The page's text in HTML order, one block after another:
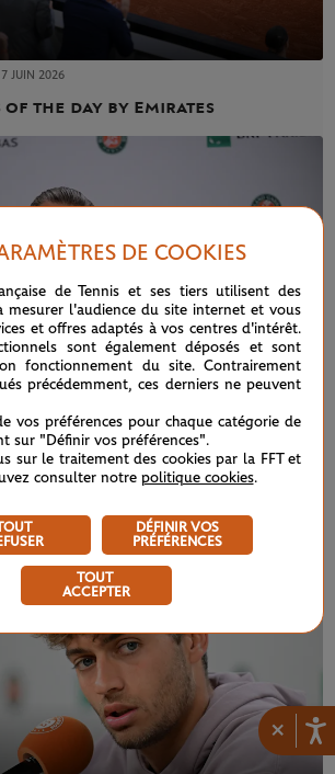
×
JUIN 2026
of the day by Emirates
DIMANCHE 7 JUIN 2026
(finale)
DE COOKIES
de Tennis et ses tiers utilisent des
mesurer l'audience du site internet et vous
et offres adaptés à vos centres d'intérêt.
sont également déposés et sont
fonctionnement du site. Contrairement
précédemment, ces derniers ne peuvent
vos préférences pour chaque catégorie de
sur "Définir vos préférences".
sur le traitement des cookies par la FFT et
consulter notre politique cookies.
DÉFINIR VOS
PRÉFÉRENCES
TOUT
ACCEPTER